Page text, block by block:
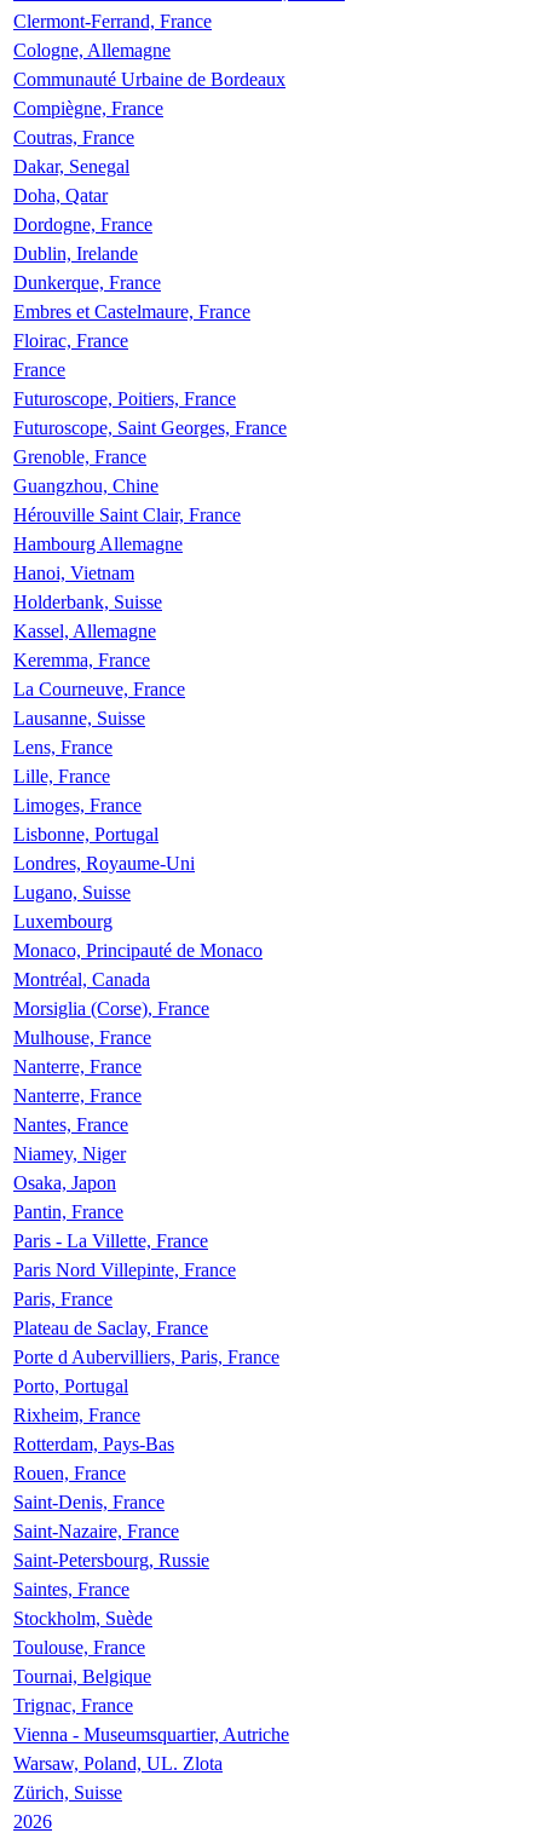
Clermont-Ferrand, France
Cologne, Allemagne
Communauté Urbaine de Bordeaux
Compiègne, France
Coutras, France
Dakar, Senegal
Doha, Qatar
Dordogne, France
Dublin, Irelande
Dunkerque, France
Embres et Castelmaure, France
Floirac, France
France
Futuroscope, Poitiers, France
Futuroscope, Saint Georges, France
Grenoble, France
Guangzhou, Chine
Hérouville Saint Clair, France
Hambourg Allemagne
Hanoi, Vietnam
Holderbank, Suisse
Kassel, Allemagne
Keremma, France
La Courneuve, France
Lausanne, Suisse
Lens, France
Lille, France
Limoges, France
Lisbonne, Portugal
Londres, Royaume-Uni
Lugano, Suisse
Luxembourg
Monaco, Principauté de Monaco
Montréal, Canada
Morsiglia (Corse), France
Mulhouse, France
Nanterre, France
Nanterre, France
Nantes, France
Niamey, Niger
Osaka, Japon
Pantin, France
Paris - La Villette, France
Paris Nord Villepinte, France
Paris, France
Plateau de Saclay, France
Porte d Aubervilliers, Paris, France
Porto, Portugal
Rixheim, France
Rotterdam, Pays-Bas
Rouen, France
Saint-Denis, France
Saint-Nazaire, France
Saint-Petersbourg, Russie
Saintes, France
Stockholm, Suède
Toulouse, France
Tournai, Belgique
Trignac, France
Vienna - Museumsquartier, Autriche
Warsaw, Poland, UL. Zlota
Zürich, Suisse
2026